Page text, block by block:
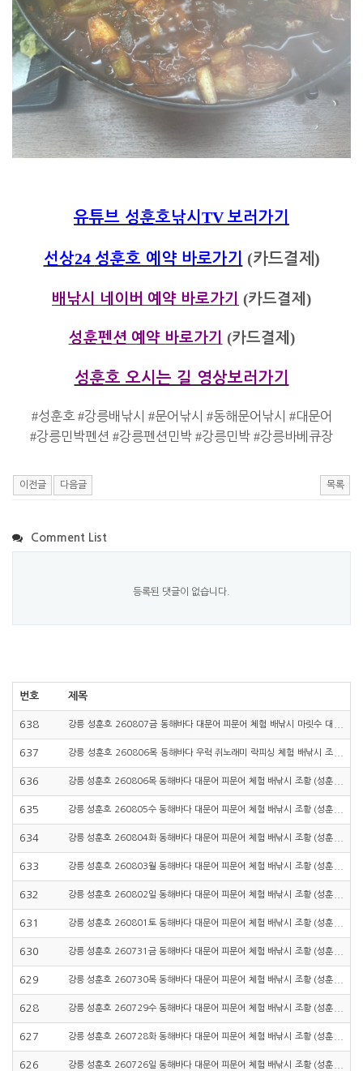
유튜브 성훈호낚시 TV 보러가기
선상24 성훈호 예약 바로가기 (카드결제 )
배낚시 네이버 예약 바로가기 (카드결제 )
성훈펜션 예약 바로가기 (카드결제 )
성훈호 오시는 길 영상보러가기
#성훈호 #강릉배낚시 #문어낚시 #동해문어낚시 #대문어
#강릉민박펜션 #강릉펜션민박 #강릉민박 #강릉바베큐장
이전글 다음글 목록
Comment List
등록된 댓글이 없습니다.
번호 제목
638
강릉 성훈호 260807금 동해바다 대문어 피문어 체험 배낚시 마릿수 대
박조황 (성훈호낚시TV)
637
강릉 성훈호 260806목 동해바다 우럭 쥐노래미 락피싱 체험 배낚시 조
황 (성훈호낚시TV)
636
강릉 성훈호 260806목 동해바다 대문어 피문어 체험 배낚시 조황 (성훈
호낚시TV)
635
강릉 성훈호 260805수 동해바다 대문어 피문어 체험 배낚시 조황 (성훈
호낚시TV)
634
강릉 성훈호 260804화 동해바다 대문어 피문어 체험 배낚시 조황 (성훈
호낚시TV)
633
강릉 성훈호 260803월 동해바다 대문어 피문어 체험 배낚시 조황 (성훈
호낚시TV)
632
강릉 성훈호 260802일 동해바다 대문어 피문어 체험 배낚시 조황 (성훈
호낚시TV)
631
강릉 성훈호 260801토 동해바다 대문어 피문어 체험 배낚시 조황 (성훈
호낚시TV)
630
강릉 성훈호 260731금 동해바다 대문어 피문어 체험 배낚시 조황 (성훈
호낚시TV)
629
강릉 성훈호 260730목 동해바다 대문어 피문어 체험 배낚시 조황 (성훈
호낚시TV)
628
강릉 성훈호 260729수 동해바다 대문어 피문어 체험 배낚시 조황 (성훈
호낚시TV)
627
강릉 성훈호 260728화 동해바다 대문어 피문어 체험 배낚시 조황 (성훈
호낚시TV)
626
강릉 성훈호 260726일 동해바다 대문어 피문어 체험 배낚시 조황 (성훈